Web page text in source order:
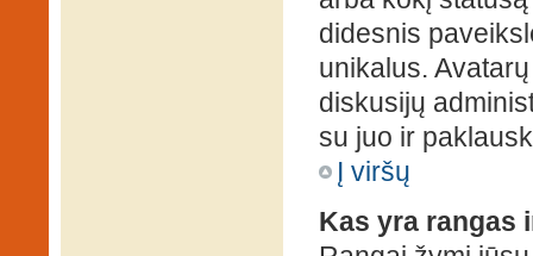
didesnis
unikalus.
diskusijų
su juo ir
Į viršų
Kas yra rangas